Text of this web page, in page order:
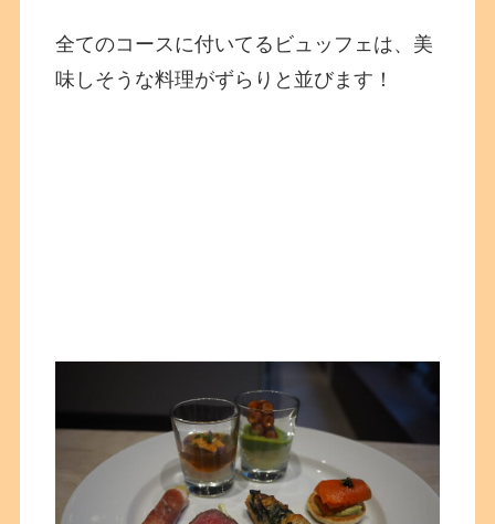
全てのコースに付いてるビュッフェは、美
味しそうな料理がずらりと並びます！